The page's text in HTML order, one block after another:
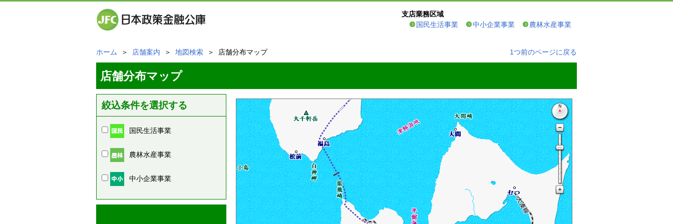
支店業務区域
国民生活事業
中小企業事業 農林水産事業
ホーム ＞ 店舗案内 ＞ 地図検索 ＞ 店舗分布マップ 1つ前のページに戻る
店舗分布マップ
絞込条件を選択する
国民生活事業
農林水産事業
中小企業事業